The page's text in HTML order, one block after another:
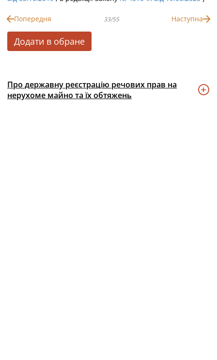
Попередня 33/55 Наступна
Додати в обране
Про державну реєстрацію речових прав на
нерухоме майно та їх обтяжень